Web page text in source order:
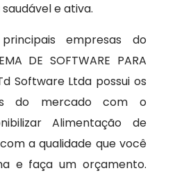
e ativa.
empresas do
DE SOFTWARE PARA
Software Ltda possui os
do mercado com o
Alimentação de
a qualidade que você
e faça um orçamento.